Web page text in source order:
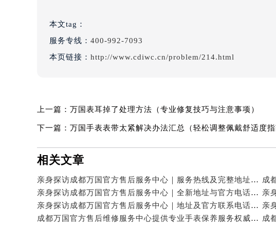
本文tag：
服务专线： 400-992-7093
本页链接： http://www.cdiwc.cn/problem/214.html
上一篇： 万国表耳掉了处理方法（专业修复技巧与注意事项）
下一篇： 万国手表表带太紧解决办法汇总（轻松调整佩戴舒适度指
相关文章
亲身探访成都万国官方售后服务中心｜服务热线及完整地址（2026年7月最新）
亲身探访成都万国官方售后服务中心｜全新地址与官方电话（2026年7月最新）
亲身探访成都万国官方售后服务中心｜地址及官方联系电话（2026年7月最新）
成都万国官方售后维修服务中心提供专业手表保养服务权威公示（2026年7月最新）